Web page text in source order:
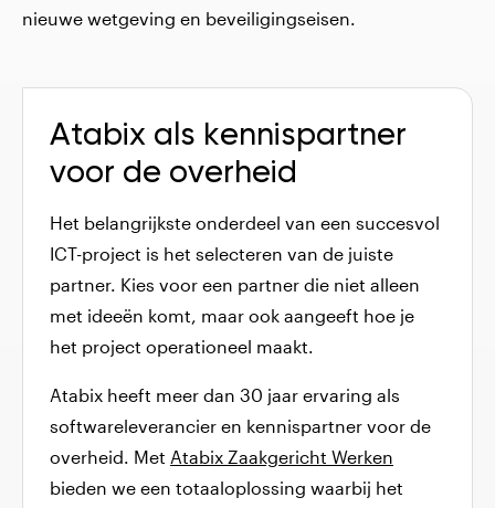
nieuwe wetgeving en beveiligingseisen.
Atabix als kennispartner
voor de overheid
Het belangrijkste onderdeel van een succesvol
ICT-project is het selecteren van de juiste
partner. Kies voor een partner die niet alleen
met ideeën komt, maar ook aangeeft hoe je
het project operationeel maakt.
Atabix heeft meer dan 30 jaar ervaring als
softwareleverancier en kennispartner voor de
overheid. Met Atabix Zaakgericht Werken
bieden we een totaaloplossing waarbij het